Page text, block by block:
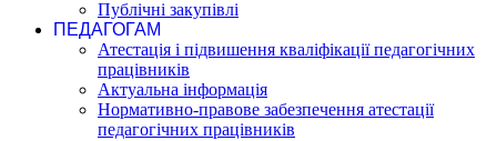
Публічні закупівлі
ПЕДАГОГАМ
Атестація і підвишення кваліфікації педагогічних
працівників
Актуальна інформація
Нормативно-правове забезпечення атестації
педагогічних працівників